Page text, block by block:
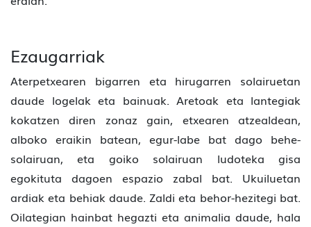
Ezaugarriak
Aterpetxearen bigarren eta hirugarren solairuetan
daude logelak eta bainuak. Aretoak eta lantegiak
kokatzen diren zonaz gain, etxearen atzealdean,
alboko eraikin batean, egur-labe bat dago behe-
solairuan, eta goiko solairuan ludoteka gisa
egokituta dagoen espazio zabal bat. Ukuiluetan
ardiak eta behiak daude. Zaldi eta behor-hezitegi bat.
Oilategian hainbat hegazti eta animalia daude, hala